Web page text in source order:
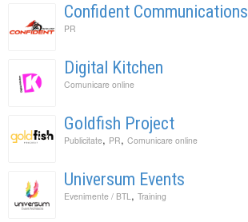
Confident Communications
PR
Digital Kitchen
Comunicare online
Goldfish Project
Publicitate, PR, Comunicare online
Universum Events
Evenimente / BTL , Training